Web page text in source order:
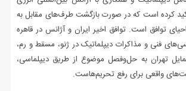
کرده است که در صورت بازگشت طرف‌های مقابل به
توافق است. توافق اخیر ایران و آژانس در قاهره
فنی و مذاکرات دیپلماتیک در ژنو، مسقط و رم،
تهران به حل‌وفصل موضوع از طریق دیپلماسی،
واقعی برای رفع تحریم‌هاست.